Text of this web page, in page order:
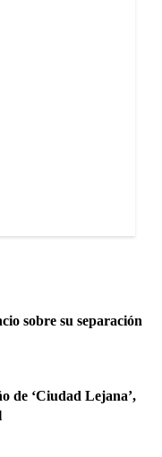
sobre su separación
de ‘Ciudad Lejana’,